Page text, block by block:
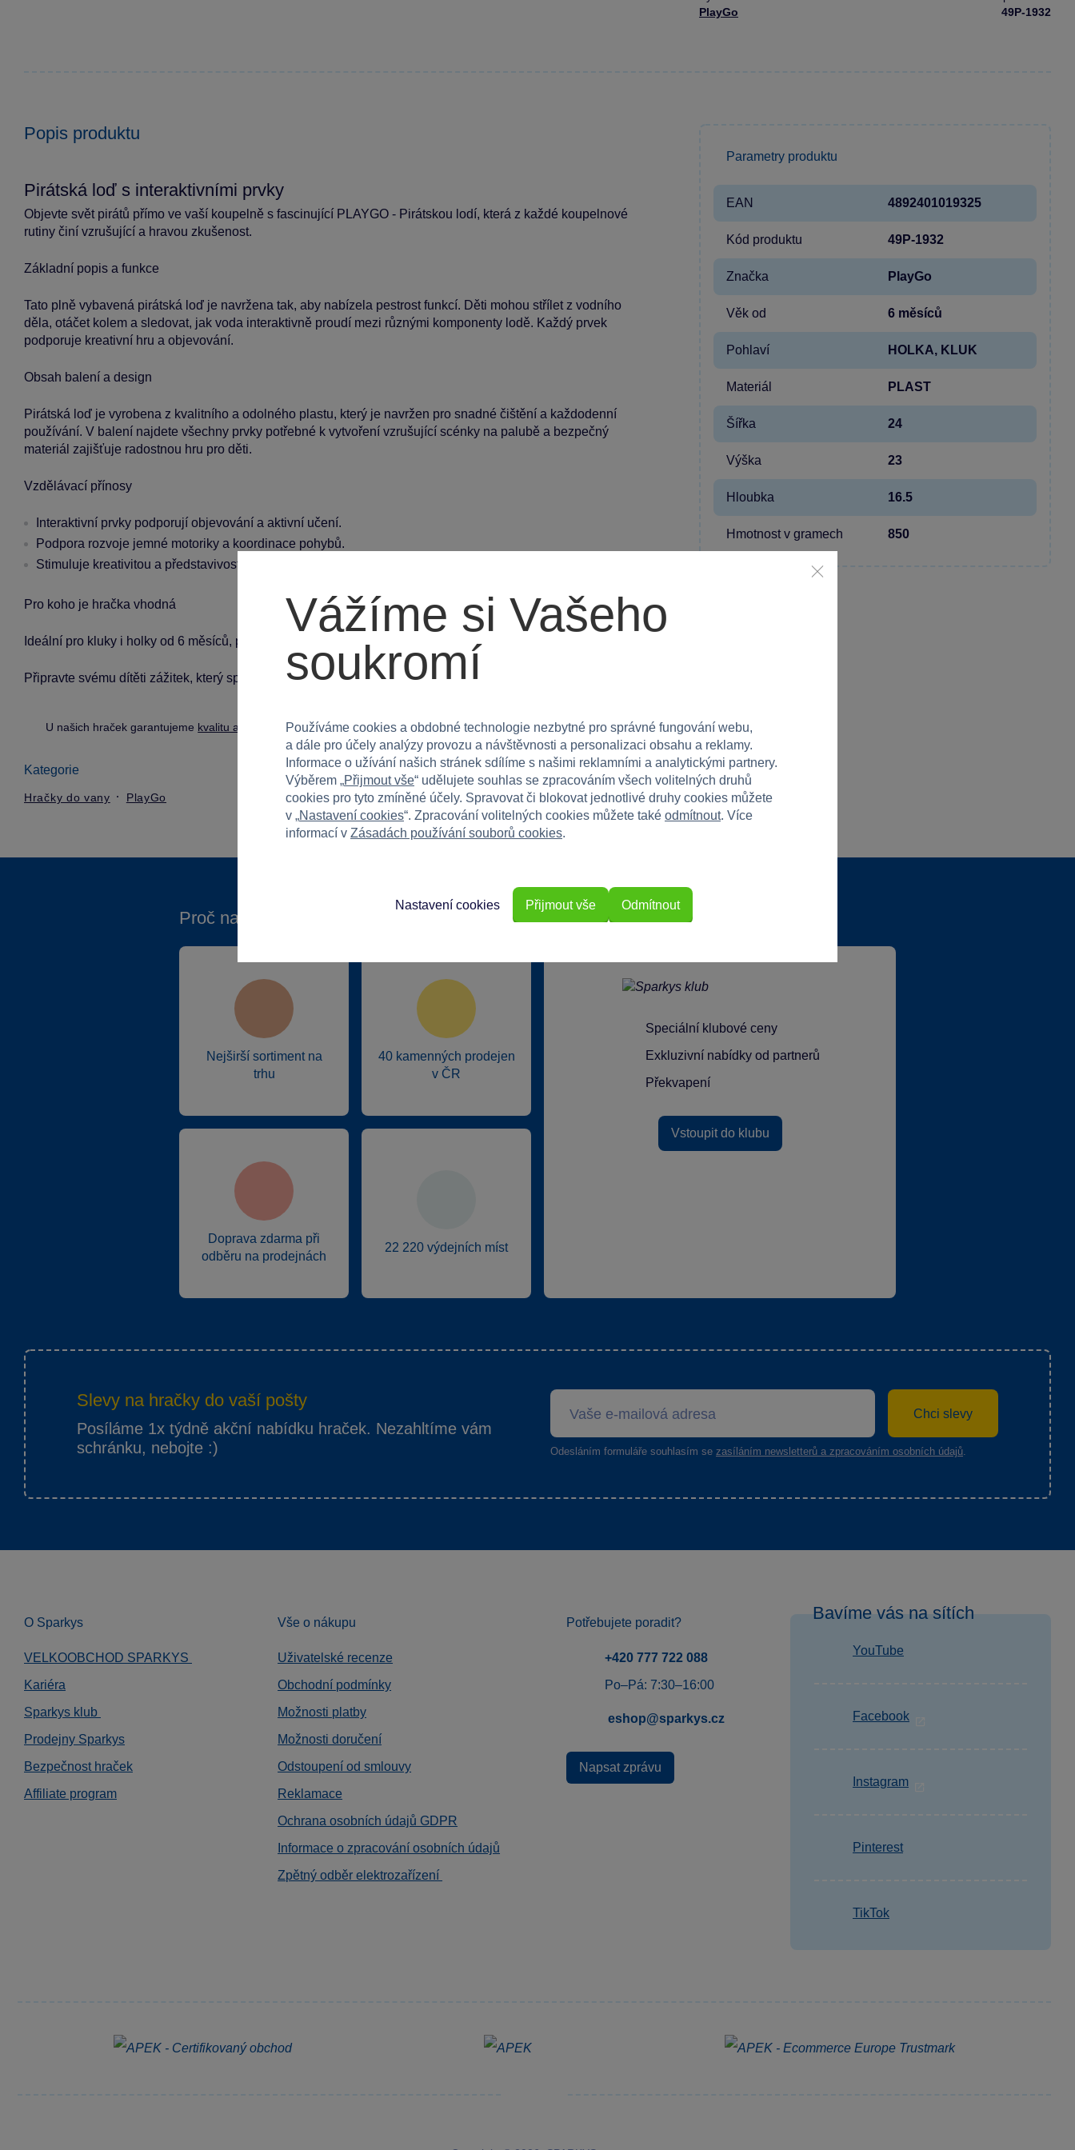
PlayGo
49P-1932
Popis produktu
Pirátská loď s interaktivními prvky
Objevte svět pirátů přímo ve vaší koupelně s fascinující PLAYGO - Pirátskou lodí, která z každé koupelnové
rutiny činí vzrušující a hravou zkušenost.
Základní popis a funkce
Tato plně vybavená pirátská loď je navržena tak, aby nabízela pestrost funkcí. Děti mohou střílet z vodního
děla, otáčet kolem a sledovat, jak voda interaktivně proudí mezi různými komponenty lodě. Každý prvek
podporuje kreativní hru a objevování.
Obsah balení a design
Pirátská loď je vyrobena z kvalitního a odolného plastu, který je navržen pro snadné čištění a každodenní
používání. V balení najdete všechny prvky potřebné k vytvoření vzrušující scénky na palubě a bezpečný
materiál zajišťuje radostnou hru pro děti.
Vzdělávací přínosy
Interaktivní prvky podporují objevování a aktivní učení.
Podpora rozvoje jemné motoriky a koordinace pohybů.
Stimuluje kreativitou a představivost při hraní rolí.
Pro koho je hračka vhodná
Ideální pro kluky i holky od 6 měsíců, pirátská loď skvěle doplní dětské pokoje a je perfektní na cesty i do vany.
Připravte svému dítěti zážitek, který spojuje zábavu a učení v jednom!
U našich hraček garantujeme kvalitu a bezpečnost.
Kategorie
Hračky do vany PlayGo
Parametry produktu
EAN 4892401019325
Kód produktu 49P-1932
Značka PlayGo
Věk od 6 měsíců
Pohlaví HOLKA, KLUK
Materiál PLAST
Šířka 24
Výška 23
Hloubka 16.5
Hmotnost v gramech 850
Proč nakupovat ve Sparkys?
Nejširší sortiment na
trhu
40 kamenných prodejen
v ČR
Doprava zdarma při
odběru na prodejnách
22 220 výdejních míst
Speciální klubové ceny
Exkluzivní nabídky od partnerů
Překvapení
Vstoupit do klubu
Slevy na hračky do vaší pošty
Posíláme 1x týdně akční nabídku hraček. Nezahltíme vám
schránku, nebojte :)
Chci slevy
Odesláním formuláře souhlasím se zasíláním newsletterů a zpracováním osobních údajů
O Sparkys
VELKOOBCHOD SPARKYS
Kariéra
Sparkys klub
Prodejny Sparkys
Bezpečnost hraček
Affiliate program
Vše o nákupu
Uživatelské recenze
Obchodní podmínky
Možnosti platby
Možnosti doručení
Odstoupení od smlouvy
Reklamace
Ochrana osobních údajů GDPR
Informace o zpracování osobních údajů
Zpětný odběr elektrozařízení
Potřebujete poradit?
+420 777 722 088
Po–Pá: 7:30–16:00
eshop@sparkys.cz
Napsat zprávu
Bavíme vás na sítích
YouTube
Facebook
Instagram
Pinterest
TikTok
Vážíme si Vašeho
soukromí
Používáme cookies a obdobné technologie nezbytné pro správné fungování webu,
a dále pro účely analýzy provozu a návštěvnosti a personalizaci obsahu a reklamy.
Informace o užívání našich stránek sdílíme s našimi reklamními a analytickými partnery.
Výběrem „Přijmout vše“ udělujete souhlas se zpracováním všech volitelných druhů
cookies pro tyto zmíněné účely. Spravovat či blokovat jednotlivé druhy cookies můžete
v „Nastavení cookies“. Zpracování volitelných cookies můžete také odmítnout. Více
informací v Zásadách používání souborů cookies.
Odmítnout
Nastavení cookies Přijmout vše